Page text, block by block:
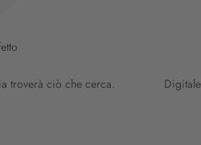
troverà ciò che cerca.